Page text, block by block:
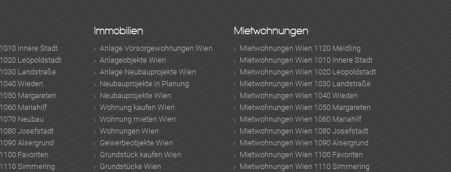
Innere Stadt
Leopoldstadt
Landstraße
Wieden
Margareten
Mariahilf
Neubau
Josefstadt
Alsergrund
Favoriten
Simmering
Immobilien
Anlage Vorsorgewohnungen Wien
Anlageobjekte Wien
Anlage Neubauprojekte Wien
Neubauprojekte in Planung
Neubauprojekte Wien
Wohnung kaufen Wien
Wohnung mieten Wien
Wohnungen Wien
Gewerbeobjekte Wien
Grundstück kaufen Wien
Grundstücke Wien
Mietwohnungen
Mietwohnungen Wien 1120 Meidling
Mietwohnungen Wien 1010 Innere Stadt
Mietwohnungen Wien 1020 Leopoldstadt
Mietwohnungen Wien 1030 Landstraße
Mietwohnungen Wien 1040 Wieden
Mietwohnungen Wien 1050 Margareten
Mietwohnungen Wien 1060 Mariahilf
Mietwohnungen Wien 1080 Josefstadt
Mietwohnungen Wien 1090 Alsergrund
Mietwohnungen Wien 1100 Favoriten
Mietwohnungen Wien 1110 Simmering